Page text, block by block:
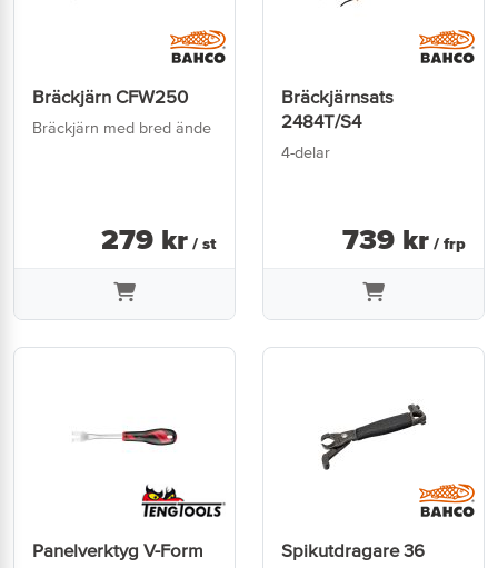
Bräckjärn CFW250
Bräckjärn med bred ände
279 kr / st
Bräckjärnsats
2484T/S4
4-delar
739 kr / frp
Panelverktyg V-Form Spikutdragare 36